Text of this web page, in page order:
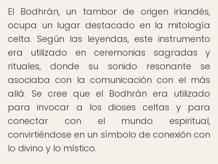
El Bodhrán, un tambor de origen irlandés,
ocupa un lugar destacado en la mitología
celta. Según las leyendas, este instrumento
era utilizado en ceremonias sagradas y
rituales, donde su sonido resonante se
asociaba con la comunicación con el más
allá. Se cree que el Bodhrán era utilizado
para invocar a los dioses celtas y para
conectar con el mundo espiritual,
convirtiéndose en un símbolo de conexión con
lo divino y lo místico.